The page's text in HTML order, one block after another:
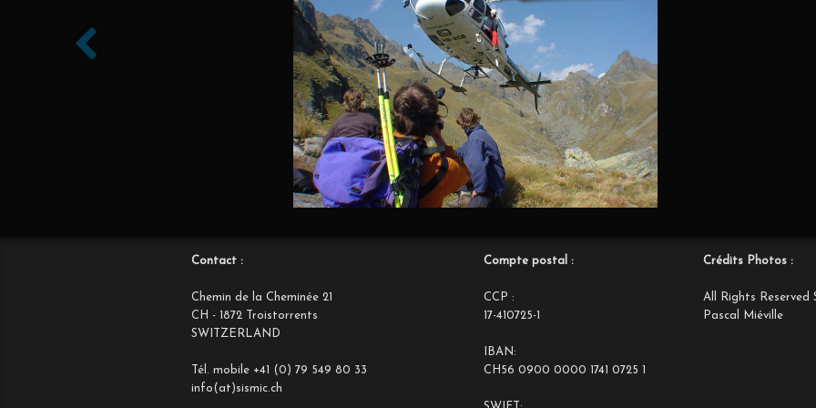
Contact :
Chemin de la Cheminée 21
CH - 1872 Troistorrents
SWITZERLAND
Tél. mobile +41 (0) 79 549 80 33
info(at)sismic.ch
Compte postal :
CCP :
17-410725-1
IBAN:
CH56 0900 0000 1741 0725 1
Crédits Photos :
All Rights Reserved
Pascal Miéville